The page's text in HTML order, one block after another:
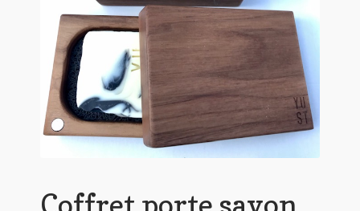
Coffret porte savon